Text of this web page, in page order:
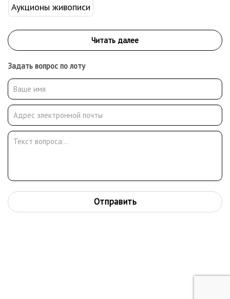
Аукционы живописи
Задать вопрос по лоту
Отправить